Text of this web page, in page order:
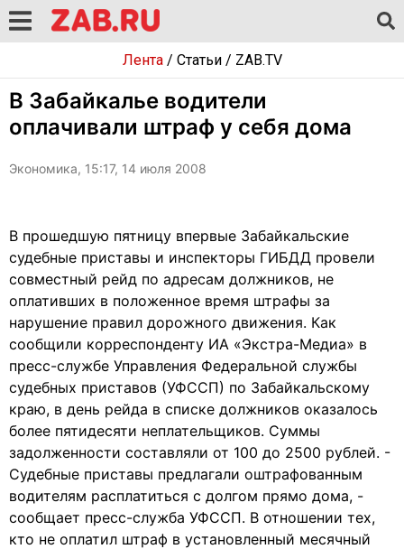
Лента/ Статьи/ ZAB.TV
В Забайкалье водители
оплачивали штраф у себя дома
Экономика, 15:17, 14 июля 2008
В прошедшую пятницу впервые Забайкальские
судебные приставы и инспекторы ГИБДД провели
совместный рейд по адресам должников, не
оплативших в положенное время штрафы за
нарушение правил дорожного движения. Как
сообщили корреспонденту ИА «Экстра-Медиа» в
пресс-службе Управления Федеральной службы
судебных приставов (УФССП) по Забайкальскому
краю, в день рейда в списке должников оказалось
более пятидесяти неплательщиков. Суммы
задолженности составляли от 100 до 2500 рублей. -
Судебные приставы предлагали оштрафованным
водителям расплатиться с долгом прямо дома, -
сообщает пресс-служба УФССП. В отношении тех,
кто не оплатил штраф в установленный месячный